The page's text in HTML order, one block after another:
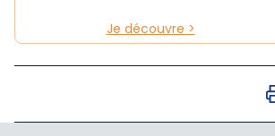
Je découvre >